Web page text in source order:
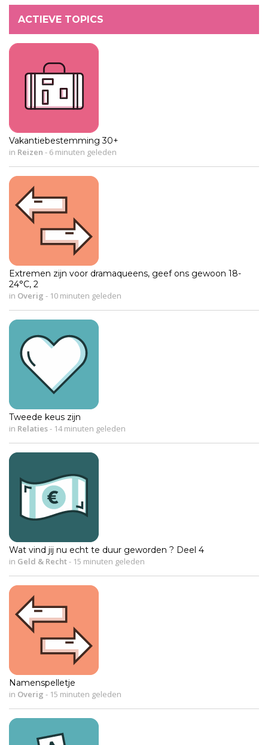
ACTIEVE TOPICS
Vakantiebestemming 30+
in Reizen - 6 minuten geleden
Extremen zijn voor dramaqueens, geef ons gewoon 18-
24°C, 2
in Overig - 10 minuten geleden
Tweede keus zijn
in Relaties- 14 minuten geleden
Wat vind jij nu echt te duur geworden ? Deel 4
in Geld & Recht- 15 minuten geleden
Namenspelletje
in Overig - 15 minuten geleden